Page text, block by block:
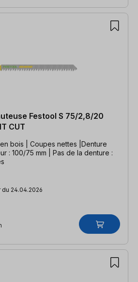
Festool S 75/2,8/20
CUT
bois | Coupes nettes |Denture
: 100/75 mm | Pas de la denture :
24.04.2026